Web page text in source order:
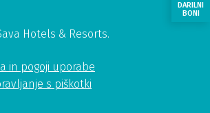
Hotels & Resorts.
in pogoji uporabe
s piškotki
DARILNI
BONI